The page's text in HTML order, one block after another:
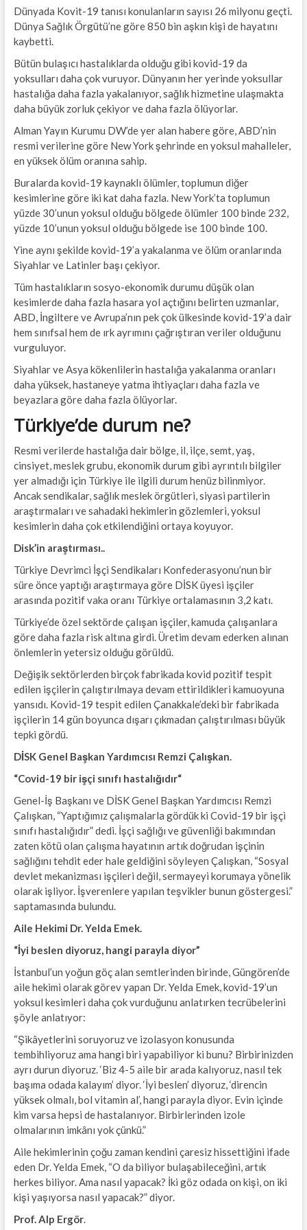
Dünyada Kovit-19 tanısı konulanların sayısı 26 milyonu geçti.
Dünya Sağlık Örgütü’ne göre 850 bin aşkın kişi de hayatını
kaybetti.
Bütün bulaşıcı hastalıklarda olduğu gibi kovid-19 da
yoksulları daha çok vuruyor. Dünyanın her yerinde yoksullar
hastalığa daha fazla yakalanıyor, sağlık hizmetine ulaşmakta
daha büyük zorluk çekiyor ve daha fazla ölüyorlar.
Alman Yayın Kurumu DW’de yer alan habere göre, ABD’nin
resmi verilerine göre New York şehrinde en yoksul mahalleler,
en yüksek ölüm oranına sahip.
Buralarda kovid-19 kaynaklı ölümler, toplumun diğer
kesimlerine göre iki kat daha fazla. New York’ta toplumun
yüzde 30’unun yoksul olduğu bölgede ölümler 100 binde 232,
yüzde 10’unun yoksul olduğu bölgede ise 100 binde 100.
Yine aynı şekilde kovid-19’a yakalanma ve ölüm oranlarında
Siyahlar ve Latinler başı çekiyor.
Tüm hastalıkların sosyo-ekonomik durumu düşük olan
kesimlerde daha fazla hasara yol açtığını belirten uzmanlar,
ABD, İngiltere ve Avrupa’nın pek çok ülkesinde kovid-19’a dair
hem sınıfsal hem de ırk ayrımını çağrıştıran veriler olduğunu
vurguluyor.
Siyahlar ve Asya kökenlilerin hastalığa yakalanma oranları
daha yüksek, hastaneye yatma ihtiyaçları daha fazla ve
beyazlara göre daha fazla ölüyorlar.
Türkiye’de durum ne?
Resmi verilerde hastalığa dair bölge, il, ilçe, semt, yaş,
cinsiyet, meslek grubu, ekonomik durum gibi ayrıntılı bilgiler
yer almadığı için Türkiye ile ilgili durum henüz bilinmiyor.
Ancak sendikalar, sağlık meslek örgütleri, siyasi partilerin
araştırmaları ve sahadaki hekimlerin gözlemleri, yoksul
kesimlerin daha çok etkilendiğini ortaya koyuyor.
Disk’in araştırması..
Türkiye Devrimci İşçi Sendikaları Konfederasyonu’nun bir
süre önce yaptığı araştırmaya göre DİSK üyesi işçiler
arasında pozitif vaka oranı Türkiye ortalamasının 3,2 katı.
Türkiye’de özel sektörde çalışan işçiler, kamuda çalışanlara
göre daha fazla risk altına girdi. Üretim devam ederken alınan
önlemlerin yetersiz olduğu görüldü.
Değişik sektörlerden birçok fabrikada kovid pozitif tespit
edilen işçilerin çalıştırılmaya devam ettirildikleri kamuoyuna
yansıdı. Kovid-19 tespit edilen Çanakkale’deki bir fabrikada
işçilerin 14 gün boyunca dışarı çıkmadan çalıştırılması büyük
tepki gördü.
DİSK Genel Başkan Yardımcısı Remzi Çalışkan.
“Covid-19 bir işçi sınıfı hastalığıdır“
Genel-İş Başkanı ve DİSK Genel Başkan Yardımcısı Remzi
Çalışkan, “Yaptığımız çalışmalarla gördük ki Covid-19 bir işçi
sınıfı hastalığıdır” dedi. İşçi sağlığı ve güvenliği bakımından
zaten kötü olan çalışma hayatının artık doğrudan işçinin
sağlığını tehdit eder hale geldiğini söyleyen Çalışkan, “Sosyal
devlet mekanizması işçileri değil, sermayeyi korumaya yönelik
olarak işliyor. İşverenlere yapılan teşvikler bunun göstergesi.”
saptamasında bulundu.
Aile Hekimi Dr. Yelda Emek.
“İyi beslen diyoruz, hangi parayla diyor”
İstanbul’un yoğun göç alan semtlerinden birinde, Güngören’de
aile hekimi olarak görev yapan Dr. Yelda Emek, kovid-19’un
yoksul kesimleri daha çok vurduğunu anlatırken tecrübelerini
şöyle anlatıyor:
“Şikâyetlerini soruyoruz ve izolasyon konusunda
tembihliyoruz ama hangi biri yapabiliyor ki bunu? Birbirinizden
ayrı durun diyoruz. ‘Biz 4-5 aile bir arada kalıyoruz, nasıl tek
başıma odada kalayım’ diyor. ‘İyi beslen’ diyoruz, ‘direncin
yüksek olmalı, bol vitamin al’, hangi parayla diyor. Evin içinde
kim varsa hepsi de hastalanıyor. Birbirlerinden izole
olmalarının imkânı yok çünkü.”
Aile hekimlerinin çoğu zaman kendini çaresiz hissettiğini ifade
eden Dr. Yelda Emek, “O da biliyor bulaşabileceğini, artık
herkes biliyor. Ama nasıl yapacak? İki göz odada on kişi, on iki
kişi yaşıyorsa nasıl yapacak?” diyor.
Prof. Alp Ergör.